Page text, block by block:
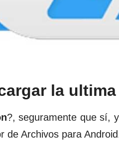
la
?, seguramente que sí,
de Archivos para